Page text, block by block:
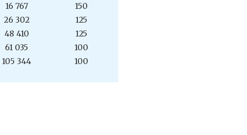
16 767
150
26 302
125
48 410
125
61 035
100
105 344
100